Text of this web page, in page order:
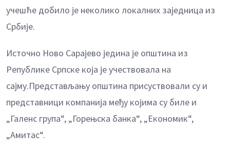
учешће добило је неколико локалних заједница из
Србије.
Источно Ново Сарајево једина је општина из
Републике Српске која је учествовала на
сајму.Представљању општина присуствовали су и
представници компанија међу којима су биле и
„Галенс група“, „Горењска банка“, „Економик“,
„Амитас“.